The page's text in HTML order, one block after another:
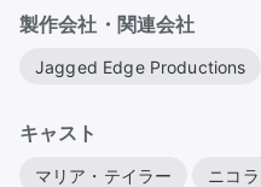
製作会社・関連会社
Jagged Edge Productions
キャスト
マリア・テイラー ニコ